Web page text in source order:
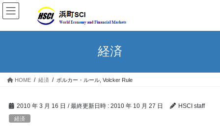
経済
HOME 経済 ボルカー・ルール, Volcker Rule
2010 年 3 月 16 日 / 最終更新日時 : 2010 年 10 月 27 日 HSCI staff
経済